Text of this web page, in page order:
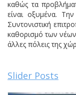
καθώς τα
είναι οξυμένα.
Συντονιστική
καθορισμό των
άλλες πόλεις της
Slider Posts